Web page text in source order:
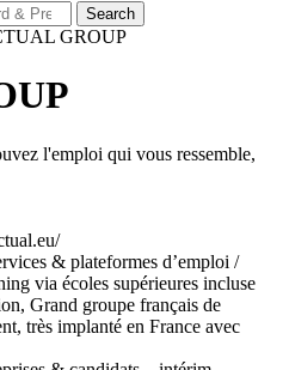
Search
GROUP
l'emploi qui vous ressemble,
& plateformes d’emploi /
via écoles supérieures incluse
Grand groupe français de
très implanté en France avec